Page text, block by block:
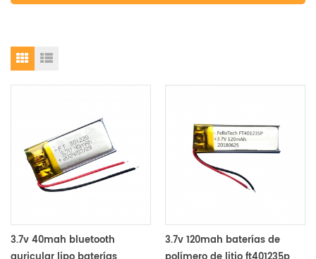
3.7v 40mah bluetooth
3.7v 120mah baterías de